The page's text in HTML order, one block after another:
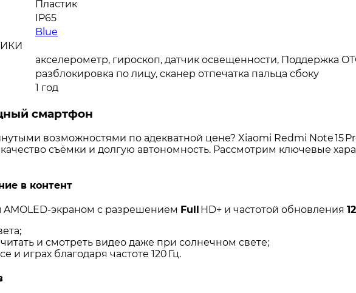
Пластик
IP65
Blue
акселерометр, гироскоп, датчик освещенности, Поддержка
разблокировка по лицу, сканер отпечатка пальца сбоку
1 год
смартфон
возможностями по адекватной цене? Xiaomi Redmi Note15
качество съёмки и долгую автономность. Рассмотрим ключевые
в контент
AMOLED‑экраном с разрешением Full HD+ и частотой обновления
читать и смотреть видео даже при солнечном свете;
и играх благодаря частоте 120 Гц.